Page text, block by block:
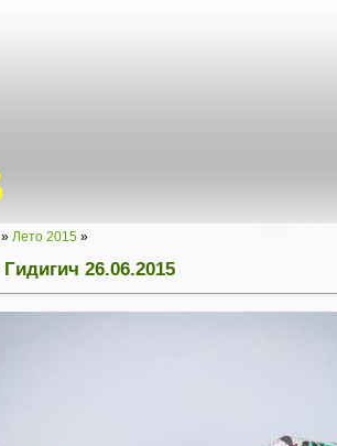
» Лето 2015 »
26.06.2015